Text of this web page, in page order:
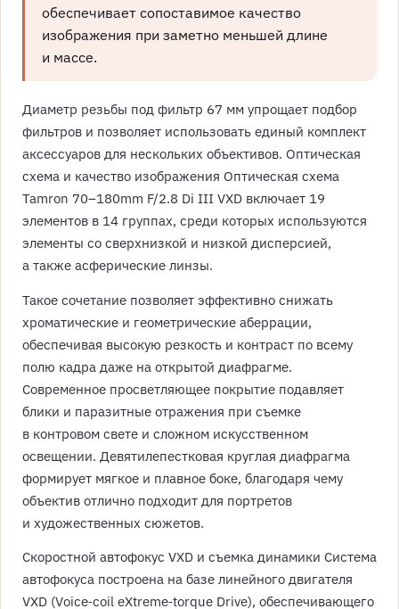
обеспечивает сопоставимое качество
изображения при заметно меньшей длине
и массе.
Диаметр резьбы под фильтр 67 мм упрощает подбор
фильтров и позволяет использовать единый комплект
аксессуаров для нескольких объективов. Оптическая
схема и качество изображения Оптическая схема
Tamron 70–180mm F/2.8 Di III VXD включает 19
элементов в 14 группах, среди которых используются
элементы со сверхнизкой и низкой дисперсией,
а также асферические линзы.
Такое сочетание позволяет эффективно снижать
хроматические и геометрические аберрации,
обеспечивая высокую резкость и контраст по всему
полю кадра даже на открытой диафрагме.
Современное просветляющее покрытие подавляет
блики и паразитные отражения при съемке
в контровом свете и сложном искусственном
освещении. Девятилепестковая круглая диафрагма
формирует мягкое и плавное боке, благодаря чему
объектив отлично подходит для портретов
и художественных сюжетов.
Скоростной автофокус VXD и съемка динамики Система
автофокуса построена на базе линейного двигателя
VXD (Voice‑coil eXtreme‑torque Drive), обеспечивающего